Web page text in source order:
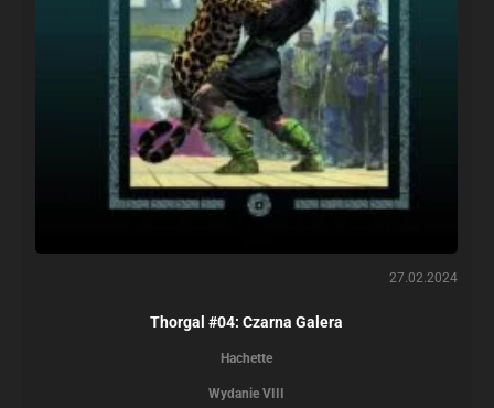
27.02.2024
Thorgal #04: Czarna Galera
Hachette
Wydanie VIII